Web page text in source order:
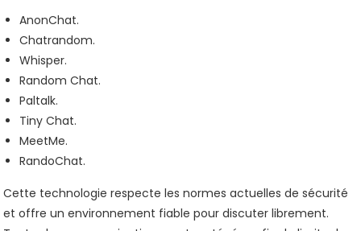
AnonChat.
Chatrandom.
Whisper.
Random Chat.
Paltalk.
Tiny Chat.
MeetMe.
RandoChat.
Cette technologie respecte les normes actuelles de sécurité
et offre un environnement fiable pour discuter librement.